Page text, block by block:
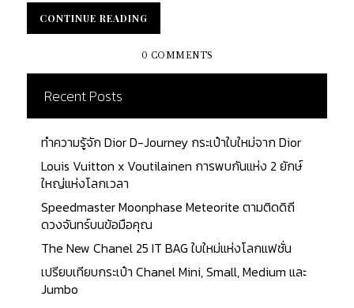
สำคัญเอาในคอลเล็กชั่น Off-White Spring Summer
2022 Off-White Spring Summer 2022 สำหรับซีซั่นนี้
ทางแบรนด์ได้เปิดตัวออกมาอย่างเป็นทางการเมื่อวันที่
28 กุมภาพันธ์ 2022 ที่ผ่านมาภายใต้ชื่อ Spaceship
Earth An “Imaginary Experience” เสื้อผ้า Ready to
Wear ก็ยังคงความเป็นสตรีทเอาไว้ได้อย่างดี ไม่ว่าจะ
เป็น Diagonal line เส้นแนวทแยงมุมที่แสนคุ้นตา,
Arrow ลวดลายลูกศรไขว์ที่เป็นรูปกากบาท และเทคนิค
การเจาะรูที่ได้รับแรงบันดาลใจจากสวิสชีสและฝน
ดาวตกอย่าง Meteor แต่ความโดดเด่นที่ทำให้เสื้อผ้า
ของออฟไวท์ดูแปลกตาไป นั่นก็คือลวดลายโมโนแกรม
ที่เกิดขึ้นจากความตั้งใจของ Virgil Abloh ที่ได้ออกแบบ
เอาไว้โดยออกแบบเป็นลวดลายสองมิติที่เกิดจากการนำ
เอาลายลูกศร Arrow และคำว่า OFF มาผสมผสานและ
เรียงร้อยต่อกันจนออกมาเป็นลวดลายโมโนแกรมที่ทั้ง
หรูหรา ให้ความรู้สึกสนุกสนาน และดูร่วมสมัย Off-
CONTINUE READING
CONTINUE READING
0 COMMENTS
Recent Posts
ทำความรู้จัก Dior D-Journey กระเป๋าใบใหม่จาก Dior
Louis Vuitton x Voutilainen การพบกันแห่ง 2 ยักษ์
ใหญ่แห่งโลกเวลา
Speedmaster Moonphase Meteorite ตามติดดิถี
ดวงจันทร์บนข้อมือคุณ
The New Chanel 25 IT BAG ใบใหม่แห่งโลกแฟชั่น
เปรียบเทียบกระเป๋า Chanel Mini, Small, Medium และ
Jumbo